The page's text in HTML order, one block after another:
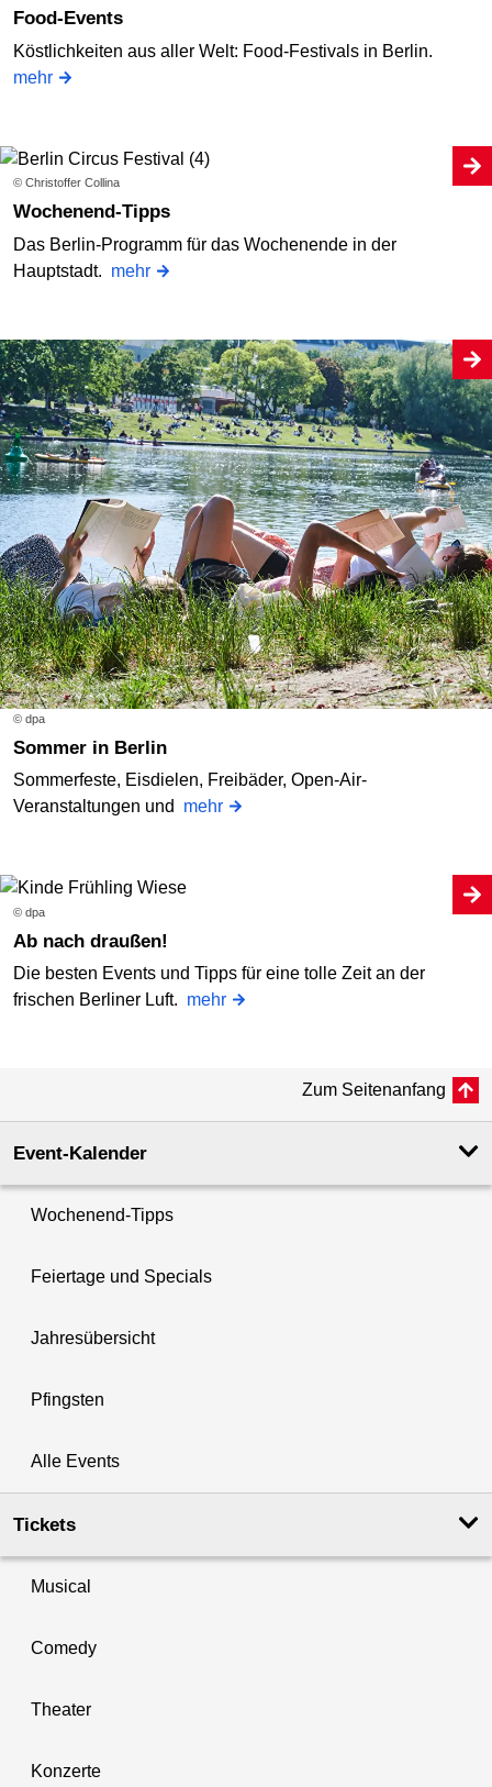
Food-Events
Köstlichkeiten aus aller Welt: Food-Festivals in Berlin.
mehr
© Christoffer Collina
Wochenend-Tipps
Das Berlin-Programm für das Wochenende in der
Hauptstadt. mehr
© dpa
Sommer in Berlin
Sommerfeste, Eisdielen, Freibäder, Open-Air-
Veranstaltungen und mehr
© dpa
Ab nach draußen!
Die besten Events und Tipps für eine tolle Zeit an der
frischen Berliner Luft. mehr
Zum Seitenanfang
Event-Kalender
Wochenend-Tipps
Feiertage und Specials
Jahresübersicht
Pfingsten
Alle Events
Tickets
Musical
Comedy
Theater
Konzerte